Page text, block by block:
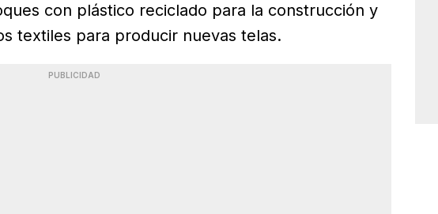
con plástico reciclado para la construcción y
textiles para producir nuevas telas.
PUBLICIDAD